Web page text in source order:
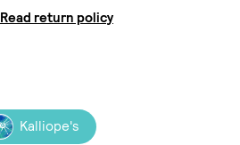
Read return policy
Kalliope's